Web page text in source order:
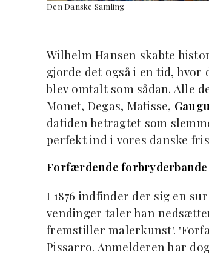
Den Danske Samling
Wilhelm Hansen skabte
gjorde det også i en tid,
blev omtalt som sådan. Alle
Monet, Degas, Matisse,
datiden betragtet som
perfekt ind i vores danske
Forfærdende forbryderbande
I 1876 indfinder der sig en
vendinger taler han
fremstiller malerkunst'.
Pissarro. Anmelderen har